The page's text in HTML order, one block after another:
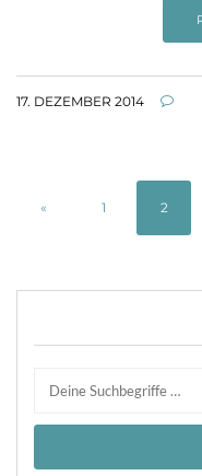
17. DEZEMBER 2014
« 1 2